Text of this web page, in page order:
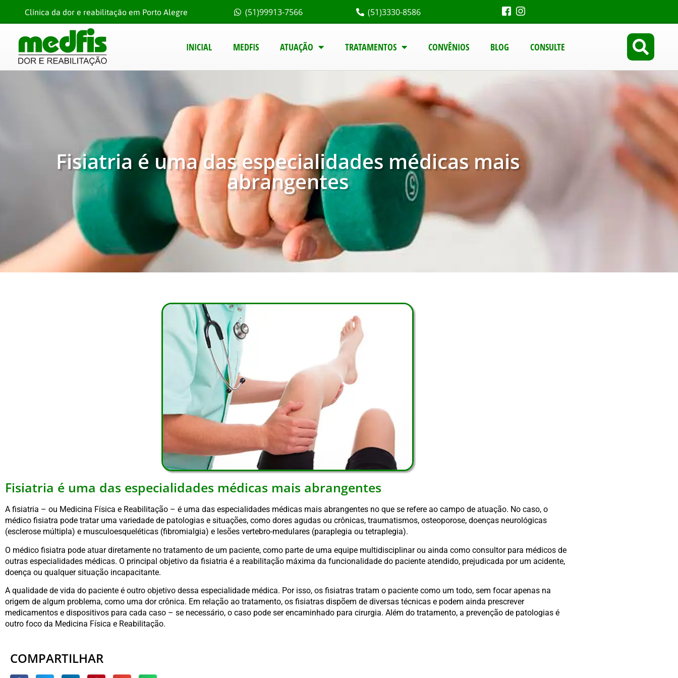
Clínica da dor e reabilitação em Porto Alegre (51)99913-7566 (51)3330-8586
INICIAL MEDFIS ATUAÇÃO TRATAMENTOS CONVÊNIOS BLOG CONSULTE
Fisiatria é uma das especialidades médicas mais
abrangentes
Fisiatria é uma das especialidades médicas mais abrangentes
A fisiatria – ou Medicina Física e Reabilitação – é uma das especialidades médicas mais abrangentes no que se refere ao campo de atuação. No caso, o
médico fisiatra pode tratar uma variedade de patologias e situações, como dores agudas ou crônicas, traumatismos, osteoporose, doenças neurológicas
(esclerose múltipla) e musculoesqueléticas (fibromialgia) e lesões vertebro-medulares (paraplegia ou tetraplegia).
O médico fisiatra pode atuar diretamente no tratamento de um paciente, como parte de uma equipe multidisciplinar ou ainda como consultor para médicos de
outras especialidades médicas. O principal objetivo da fisiatria é a reabilitação máxima da funcionalidade do paciente atendido, prejudicada por um acidente,
doença ou qualquer situação incapacitante.
A qualidade de vida do paciente é outro objetivo dessa especialidade médica. Por isso, os fisiatras tratam o paciente como um todo, sem focar apenas na
origem de algum problema, como uma dor crônica. Em relação ao tratamento, os fisiatras dispõem de diversas técnicas e podem ainda prescrever
medicamentos e dispositivos para cada caso – se necessário, o caso pode ser encaminhado para cirurgia. Além do tratamento, a prevenção de patologias é
outro foco da Medicina Física e Reabilitação.
COMPARTILHAR